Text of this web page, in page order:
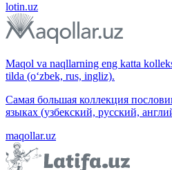
lotin.uz
Maqol va naqllarning eng katta
tilda (o‘zbek, rus, ingliz).
Самая большая коллекция
языках (узбекский, русский,
maqollar.uz